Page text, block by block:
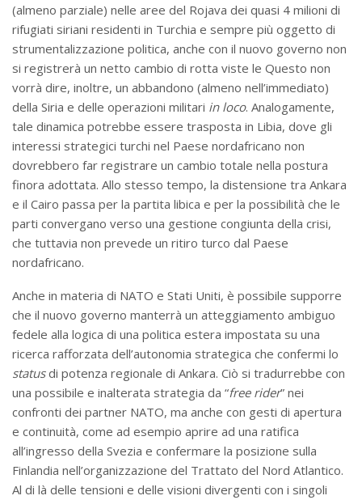
(almeno parziale) nelle aree del Rojava dei quasi 4 milioni di
rifugiati siriani residenti in Turchia e sempre più oggetto di
strumentalizzazione politica, anche con il nuovo governo non
si registrerà un netto cambio di rotta viste le Questo non
vorrà dire, inoltre, un abbandono (almeno nell’immediato)
della Siria e delle operazioni militari in loco. Analogamente,
tale dinamica potrebbe essere trasposta in Libia, dove gli
interessi strategici turchi nel Paese nordafricano non
dovrebbero far registrare un cambio totale nella postura
finora adottata. Allo stesso tempo, la distensione tra Ankara
e il Cairo passa per la partita libica e per la possibilità che le
parti convergano verso una gestione congiunta della crisi,
che tuttavia non prevede un ritiro turco dal Paese
nordafricano.
Anche in materia di NATO e Stati Uniti, è possibile supporre
che il nuovo governo manterrà un atteggiamento ambiguo
fedele alla logica di una politica estera impostata su una
ricerca rafforzata dell’autonomia strategica che confermi lo
statusdi potenza regionale di Ankara. Ciò si tradurrebbe con
una possibile e inalterata strategia da “free rider” nei
confronti dei partner NATO, ma anche con gesti di apertura
e continuità, come ad esempio aprire ad una ratifica
all’ingresso della Svezia e confermare la posizione sulla
Finlandia nell’organizzazione del Trattato del Nord Atlantico.
Al di là delle tensioni e delle visioni divergenti con i singoli